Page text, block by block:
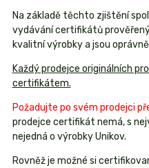
Na základě těchto zjištění
vydávání certifikátů
kvalitní výrobky a jsou
Každý prodejce originálních
certifikátem.
Požadujte po svém prodejci
prodejce certifikát nemá, s
nejedná o výrobky Unikov.
Rovněž je možné si